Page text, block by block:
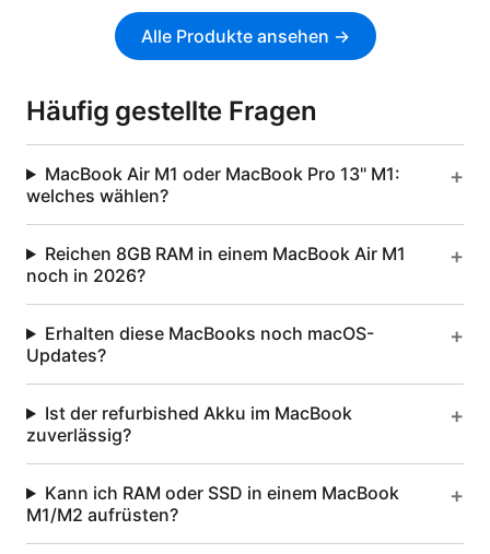
Alle Produkte ansehen →
Häufig gestellte Fragen
MacBook Air M1 oder MacBook Pro 13" M1:
welches wählen?
Reichen 8GB RAM in einem MacBook Air M1
noch in 2026?
Erhalten diese MacBooks noch macOS-
Updates?
Ist der refurbished Akku im MacBook
zuverlässig?
Kann ich RAM oder SSD in einem MacBook
M1/M2 aufrüsten?